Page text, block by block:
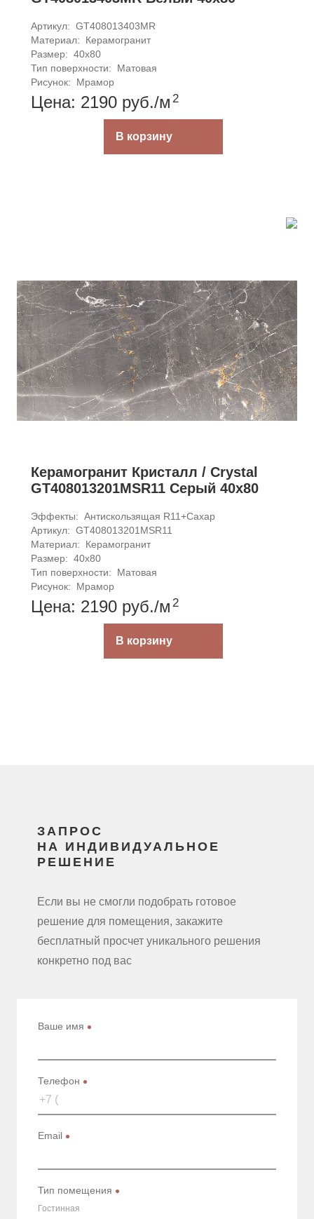
Артикул: GT408013403MR
Материал:
Керамогранит
Размер: 40x80
Тип поверхности:
Матовая
Рисунок:
Мрамор
Цена: 2190 руб./м 2
В корзину
Керамогранит Кристалл / Crystal
GT408013201MSR11 Серый 40x80
Эффекты: Антискользящая R11+Сахар
Артикул: GT408013201MSR11
Материал:
Керамогранит
Размер: 40x80
Тип поверхности:
Матовая
Рисунок:
Мрамор
Цена: 2190 руб./м 2
В корзину
ЗАПРОС
НА ИНДИВИДУАЛЬНОЕ
РЕШЕНИЕ
Если вы не смогли подобрать готовое
решение для помещения, закажите
бесплатный просчет уникального решения
конкретно под вас
Ваше имя
Телефон
Email
Тип помещения
Гостинная